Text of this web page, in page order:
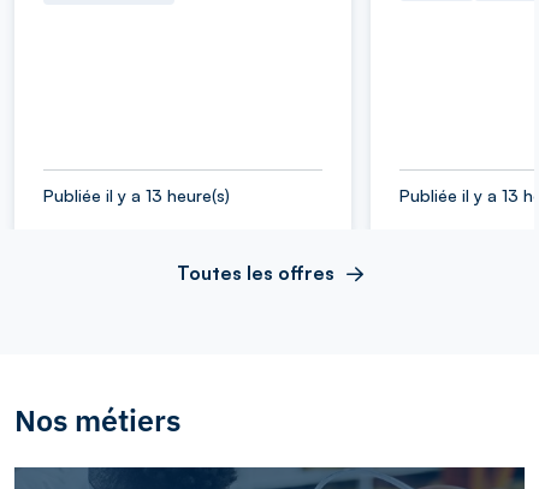
Publiée il y a 13 heure(s) Publiée il y a 13
Toutes les offres
Nos métiers